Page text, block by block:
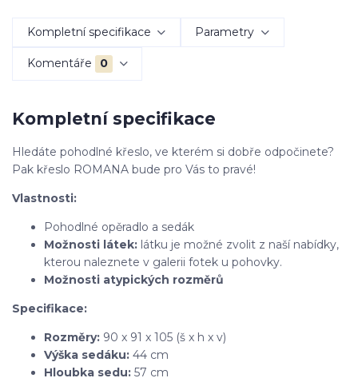
Kompletní specifikace Parametry
Komentáře 0
Kompletní specifikace
Hledáte pohodlné křeslo, ve kterém si dobře odpočinete?
Pak křeslo ROMANA bude pro Vás to pravé!
Vlastnosti:
Pohodlné opěradlo a sedák
Možnosti látek: látku je možné zvolit z naší nabídky,
kterou naleznete v galerii fotek u pohovky.
Možnosti atypických rozměrů
Specifikace:
Rozměry: 90 x 91 x 105 (š x h x v)
Výška sedáku: 44 cm
Hloubka sedu: 57 cm